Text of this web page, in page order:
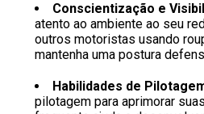
Conscientização e
atento ao ambiente ao seu
outros motoristas usando
mantenha uma postura
Habilidades de
pilotagem para aprimorar